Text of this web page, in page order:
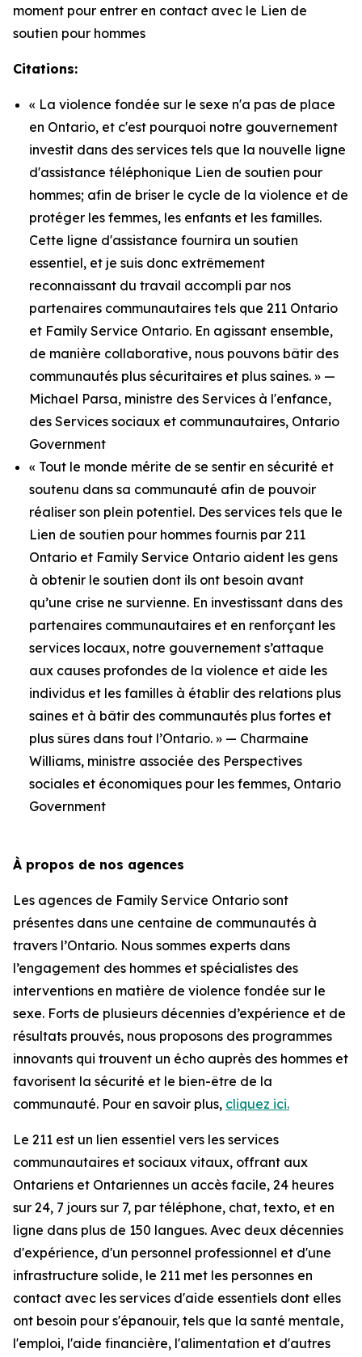
moment pour entrer en contact avec le Lien de
soutien pour hommes
Citations:
« La violence fondée sur le sexe n'a pas de place
en Ontario, et c'est pourquoi notre gouvernement
investit dans des services tels que la nouvelle ligne
d'assistance téléphonique Lien de soutien pour
hommes; afin de briser le cycle de la violence et de
protéger les femmes, les enfants et les familles.
Cette ligne d'assistance fournira un soutien
essentiel, et je suis donc extrêmement
reconnaissant du travail accompli par nos
partenaires communautaires tels que 211 Ontario
et Family Service Ontario. En agissant ensemble,
de manière collaborative, nous pouvons bâtir des
communautés plus sécuritaires et plus saines. » —
Michael Parsa, ministre des Services à l'enfance,
des Services sociaux et communautaires, Ontario
Government
« Tout le monde mérite de se sentir en sécurité et
soutenu dans sa communauté afin de pouvoir
réaliser son plein potentiel. Des services tels que le
Lien de soutien pour hommes fournis par 211
Ontario et Family Service Ontario aident les gens
à obtenir le soutien dont ils ont besoin avant
qu’une crise ne survienne. En investissant dans des
partenaires communautaires et en renforçant les
services locaux, notre gouvernement s’attaque
aux causes profondes de la violence et aide les
individus et les familles à établir des relations plus
saines et à bâtir des communautés plus fortes et
plus sûres dans tout l’Ontario. » — Charmaine
Williams, ministre associée des Perspectives
sociales et économiques pour les femmes, Ontario
Government
À propos de nos agences
Les agences de Family Service Ontario sont
présentes dans une centaine de communautés à
travers l’Ontario. Nous sommes experts dans
l’engagement des hommes et spécialistes des
interventions en matière de violence fondée sur le
sexe. Forts de plusieurs décennies d’expérience et de
résultats prouvés, nous proposons des programmes
innovants qui trouvent un écho auprès des hommes et
favorisent la sécurité et le bien-être de la
communauté. Pour en savoir plus, cliquez ici.
Le 211 est un lien essentiel vers les services
communautaires et sociaux vitaux, offrant aux
Ontariens et Ontariennes un accès facile, 24 heures
sur 24, 7 jours sur 7, par téléphone, chat, texto, et en
ligne dans plus de 150 langues. Avec deux décennies
d'expérience, d'un personnel professionnel et d'une
infrastructure solide, le 211 met les personnes en
contact avec les services d'aide essentiels dont elles
ont besoin pour s'épanouir, tels que la santé mentale,
l'emploi, l'aide financière, l'alimentation et d'autres